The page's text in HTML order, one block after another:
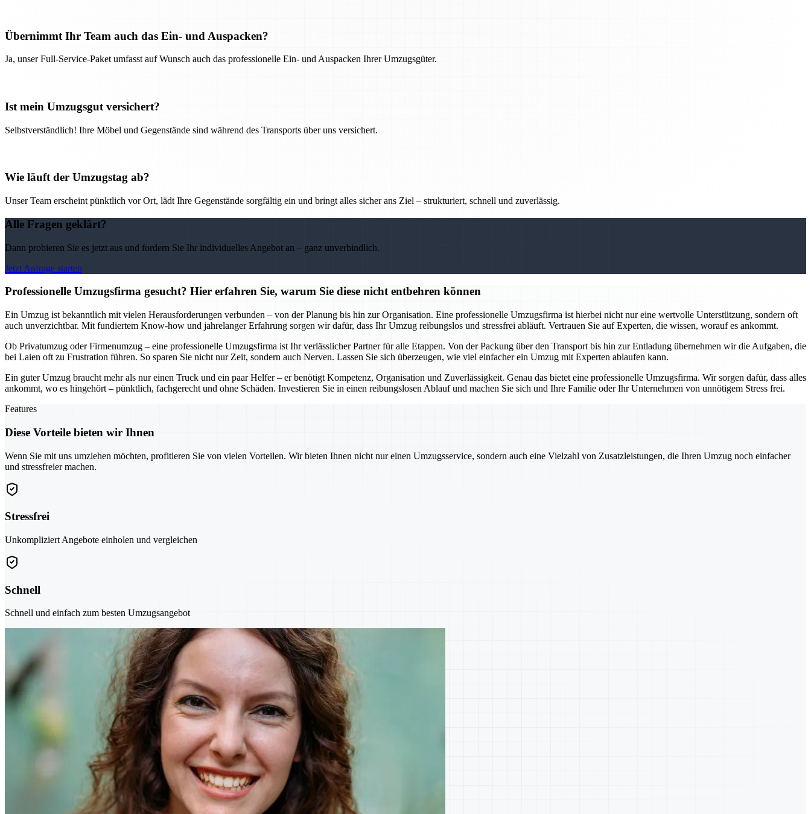
Übernimmt Ihr Team auch das Ein- und Auspacken?
Ja, unser Full-Service-Paket umfasst auf Wunsch auch das professionelle Ein- und Auspacken Ihrer Umzugsgüter.
Ist mein Umzugsgut versichert?
Selbstverständlich! Ihre Möbel und Gegenstände sind während des Transports über uns versichert.
Wie läuft der Umzugstag ab?
Unser Team erscheint pünktlich vor Ort, lädt Ihre Gegenstände sorgfältig ein und bringt alles sicher ans Ziel – strukturiert, schnell und zuverlässig.
Alle Fragen geklärt?
Dann probieren Sie es jetzt aus und fordern Sie Ihr individuelles Angebot an – ganz unverbindlich.
Jetzt Anfrage starten
Professionelle Umzugsfirma gesucht? Hier erfahren Sie, warum Sie diese nicht entbehren können
Ein Umzug ist bekanntlich mit vielen Herausforderungen verbunden – von der Planung bis hin zur Organisation. Eine professionelle Umzugsfirma ist hierbei nicht nur eine wertvolle Unterstützung, sondern oft
auch unverzichtbar. Mit fundiertem Know-how und jahrelanger Erfahrung sorgen wir dafür, dass Ihr Umzug reibungslos und stressfrei abläuft. Vertrauen Sie auf Experten, die wissen, worauf es ankommt.
Ob Privatumzug oder Firmenumzug – eine professionelle Umzugsfirma ist Ihr verlässlicher Partner für alle Etappen. Von der Packung über den Transport bis hin zur Entladung übernehmen wir die Aufgaben, die
bei Laien oft zu Frustration führen. So sparen Sie nicht nur Zeit, sondern auch Nerven. Lassen Sie sich überzeugen, wie viel einfacher ein Umzug mit Experten ablaufen kann.
Ein guter Umzug braucht mehr als nur einen Truck und ein paar Helfer – er benötigt Kompetenz, Organisation und Zuverlässigkeit. Genau das bietet eine professionelle Umzugsfirma. Wir sorgen dafür, dass alles
ankommt, wo es hingehört – pünktlich, fachgerecht und ohne Schäden. Investieren Sie in einen reibungslosen Ablauf und machen Sie sich und Ihre Familie oder Ihr Unternehmen von unnötigem Stress frei.
Features
Diese Vorteile bieten wir Ihnen
Wenn Sie mit uns umziehen möchten, profitieren Sie von vielen Vorteilen. Wir bieten Ihnen nicht nur einen Umzugsservice, sondern auch eine Vielzahl von Zusatzleistungen, die Ihren Umzug noch einfacher
und stressfreier machen.
Stressfrei
Unkompliziert Angebote einholen und vergleichen
Schnell
Schnell und einfach zum besten Umzugsangebot